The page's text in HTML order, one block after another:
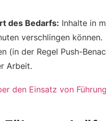
des Bedarfs: Inhalte in
verschlingen können.
(in der Regel Push-
Arbeit.